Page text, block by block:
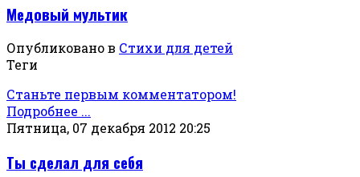
Медовый мультик
Опубликовано в Стихи для детей
Теги
Станьте первым комментатором!
Подробнее ...
Пятница, 07 декабря 2012 20:25
Ты сделал для себя